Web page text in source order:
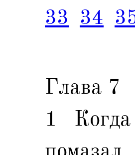
33 34
Глава 7
1